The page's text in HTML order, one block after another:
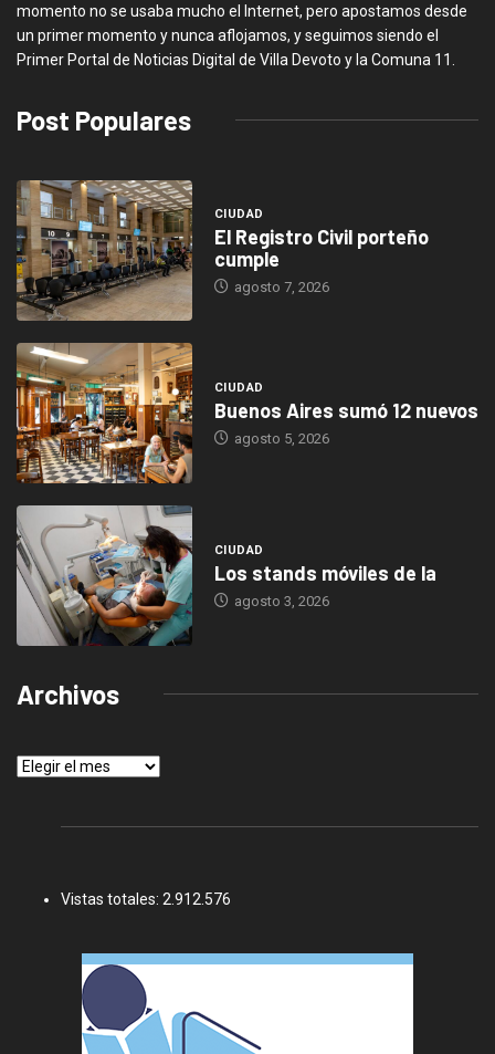
momento no se usaba mucho el Internet, pero apostamos desde
un primer momento y nunca aflojamos, y seguimos siendo el
Primer Portal de Noticias Digital de Villa Devoto y la Comuna 11.
Post Populares
CIUDAD
El Registro Civil porteño
cumple
agosto 7, 2026
CIUDAD
Buenos Aires sumó 12 nuevos
agosto 5, 2026
CIUDAD
Los stands móviles de la
agosto 3, 2026
Archivos
Archivos
Vistas totales: 2.912.576